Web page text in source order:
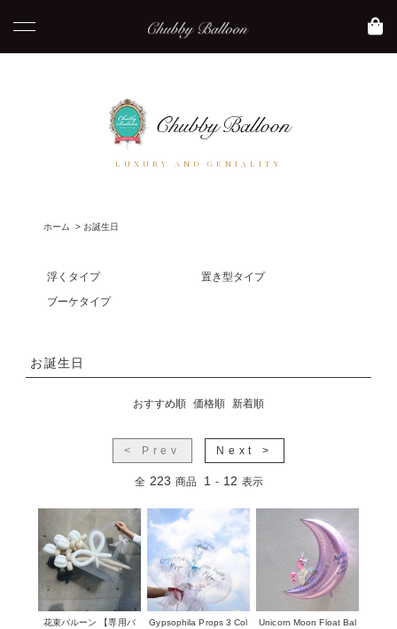
LUXURY AND GENIALITY
ホーム > お誕生日
浮くタイプ
置き型タイプ
ブーケタイプ
お誕生日
おすすめ順 価格順 新着順
< Prev Next >
全 223 商品 1 - 12 表示
花束バルーン 【専用バ
Gypsophila Props 3 Col
Unicorn Moon Float Bal